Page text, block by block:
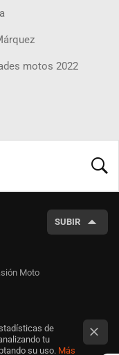
motos 2022
SUBIR
Moto
de
tu
su uso. Más